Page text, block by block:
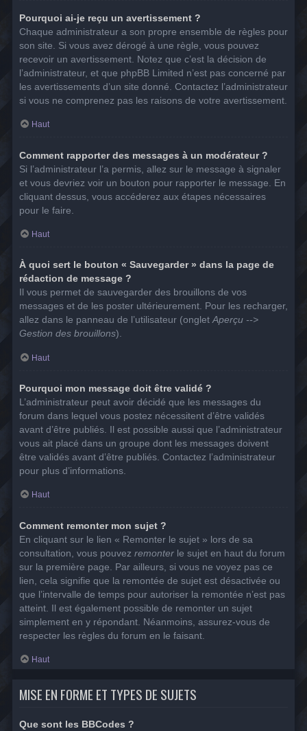
Pourquoi ai-je reçu un avertissement ?
Chaque administrateur a son propre ensemble de règles pour
son site. Si vous avez dérogé à une règle, vous pouvez
recevoir un avertissement. Notez que c’est la décision de
l’administrateur, et que phpBB Limited n’est pas concerné par
les avertissements d’un site donné. Contactez l’administrateur
si vous ne comprenez pas les raisons de votre avertissement.
Haut
Comment rapporter des messages à un modérateur ?
Si l’administrateur l’a permis, allez sur le message à signaler
et vous devriez voir un bouton pour rapporter le message. En
cliquant dessus, vous accéderez aux étapes nécessaires
pour le faire.
Haut
À quoi sert le bouton « Sauvegarder » dans la page de
rédaction de message ?
Il vous permet de sauvegarder des brouillons de vos
messages et de les poster ultérieurement. Pour les recharger,
allez dans le panneau de l’utilisateur (ongletAperçu -->
Gestion des brouillons).
Haut
Pourquoi mon message doit être validé ?
L’administrateur peut avoir décidé que les messages du
forum dans lequel vous postez nécessitent d’être validés
avant d’être publiés. Il est possible aussi que l’administrateur
vous ait placé dans un groupe dont les messages doivent
être validés avant d’être publiés. Contactez l’administrateur
pour plus d’informations.
Haut
Comment remonter mon sujet ?
En cliquant sur le lien « Remonter le sujet » lors de sa
consultation, vous pouvez remonter le sujet en haut du forum
sur la première page. Par ailleurs, si vous ne voyez pas ce
lien, cela signifie que la remontée de sujet est désactivée ou
que l’intervalle de temps pour autoriser la remontée n’est pas
atteint. Il est également possible de remonter un sujet
simplement en y répondant. Néanmoins, assurez-vous de
respecter les règles du forum en le faisant.
Haut
MISE EN FORME ET TYPES DE SUJETS
Que sont les BBCodes ?